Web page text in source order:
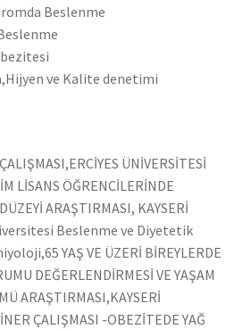
Beslenme
ve Kalite denetimi
ÜNİVERSİTESİ
LİSANS ÖĞRENCİLERİNDE
ARAŞTIRMASI, KAYSERİ
Beslenme ve Diyetetik
YAŞ VE ÜZERİ BİREYLERDE
DEĞERLENDİRMESİ VE YAŞAM
ARAŞTIRMASI,KAYSERİ
ÇALIŞMASI -OBEZİTEDE YAĞ